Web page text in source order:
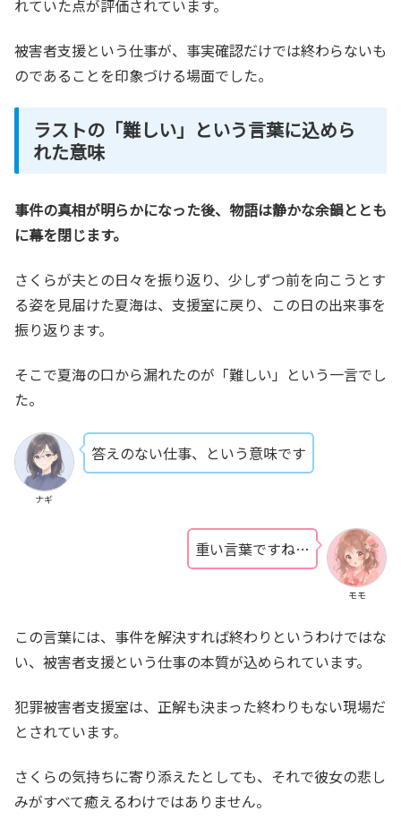
れていた点が評価されています。
被害者支援という仕事が、事実確認だけでは終わらないも
のであることを印象づける場面でした。
ラストの「難しい」という言葉に込めら
れた意味
事件の真相が明らかになった後、物語は静かな余韻ととも
に幕を閉じます。
さくらが夫との日々を振り返り、少しずつ前を向こうとす
る姿を見届けた夏海は、支援室に戻り、この日の出来事を
振り返ります。
そこで夏海の口から漏れたのが「難しい」という一言でし
た。
ナギ
答えのない仕事、という意味です
モモ
重い言葉ですね…
この言葉には、事件を解決すれば終わりというわけではな
い、被害者支援という仕事の本質が込められています。
犯罪被害者支援室は、正解も決まった終わりもない現場だ
とされています。
さくらの気持ちに寄り添えたとしても、それで彼女の悲し
みがすべて癒えるわけではありません。